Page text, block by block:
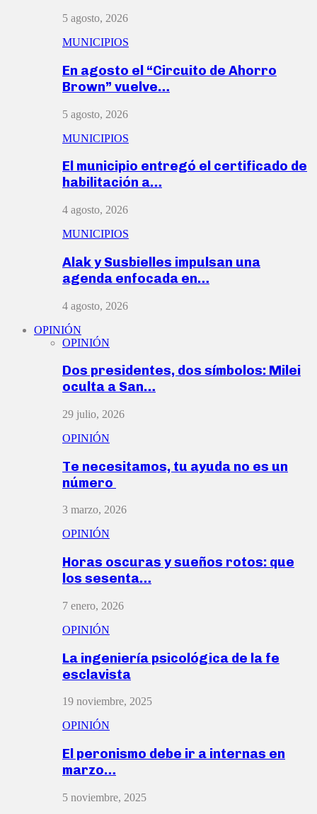
5 agosto, 2026
MUNICIPIOS
En agosto el “Circuito de Ahorro
Brown” vuelve…
5 agosto, 2026
MUNICIPIOS
El municipio entregó el certificado de
habilitación a…
4 agosto, 2026
MUNICIPIOS
Alak y Susbielles impulsan una
agenda enfocada en…
4 agosto, 2026
OPINIÓN
OPINIÓN
Dos presidentes, dos símbolos: Milei
oculta a San…
29 julio, 2026
OPINIÓN
Te necesitamos, tu ayuda no es un
número
3 marzo, 2026
OPINIÓN
Horas oscuras y sueños rotos: que
los sesenta…
7 enero, 2026
OPINIÓN
La ingeniería psicológica de la fe
esclavista
19 noviembre, 2025
OPINIÓN
El peronismo debe ir a internas en
marzo…
5 noviembre, 2025